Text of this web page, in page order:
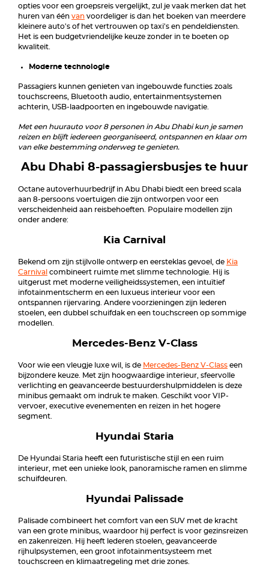
opties voor een groepsreis vergelijkt, zul je vaak merken dat het
huren van één van voordeliger is dan het boeken van meerdere
kleinere auto's of het vertrouwen op taxi's en pendeldiensten.
Het is een budgetvriendelijke keuze zonder in te boeten op
kwaliteit.
Moderne technologie
Passagiers kunnen genieten van ingebouwde functies zoals
touchscreens, Bluetooth audio, entertainmentsystemen
achterin, USB-laadpoorten en ingebouwde navigatie.
Met een huurauto voor 8 personen in Abu Dhabi kun je samen
reizen en blijft iedereen georganiseerd, ontspannen en klaar om
van elke bestemming onderweg te genieten.
Abu Dhabi 8-passagiersbusjes te huur
Octane autoverhuurbedrijf in Abu Dhabi biedt een breed scala
aan 8-persoons voertuigen die zijn ontworpen voor een
verscheidenheid aan reisbehoeften. Populaire modellen zijn
onder andere:
Kia Carnival
Bekend om zijn stijlvolle ontwerp en eersteklas gevoel, de Kia
Carnival combineert ruimte met slimme technologie. Hij is
uitgerust met moderne veiligheidssystemen, een intuïtief
infotainmentscherm en een luxueus interieur voor een
ontspannen rijervaring. Andere voorzieningen zijn lederen
stoelen, een dubbel schuifdak en een touchscreen op sommige
modellen.
Mercedes-Benz V-Class
Voor wie een vleugje luxe wil, is de Mercedes-Benz V-Class een
bijzondere keuze. Met zijn hoogwaardige interieur, sfeervolle
verlichting en geavanceerde bestuurdershulpmiddelen is deze
minibus gemaakt om indruk te maken. Geschikt voor VIP-
vervoer, executive evenementen en reizen in het hogere
segment.
Hyundai Staria
De Hyundai Staria heeft een futuristische stijl en een ruim
interieur, met een unieke look, panoramische ramen en slimme
schuifdeuren.
Hyundai Palissade
Palisade combineert het comfort van een SUV met de kracht
van een grote minibus, waardoor hij perfect is voor gezinsreizen
en zakenreizen. Hij heeft lederen stoelen, geavanceerde
rijhulpsystemen, een groot infotainmentsysteem met
touchscreen en klimaatregeling met drie zones.